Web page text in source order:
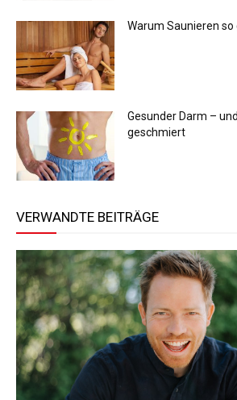
Warum Saunieren
Gesunder Darm –
geschmiert
VERWANDTE BEITRÄGE